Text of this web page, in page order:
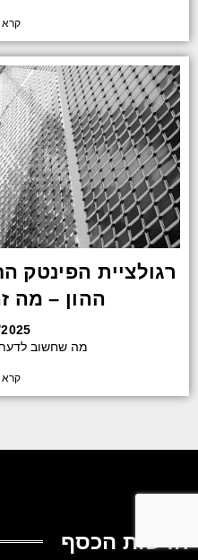
קרא
רגולציית
ההון – מה
מה שחשוב לדעת
קרא
חדשות הכסף